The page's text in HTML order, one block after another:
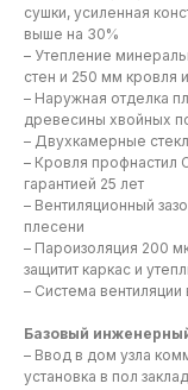
сушки, усиленная
выше на 30%
– Утепление
стен и 250 мм кровля
– Наружная отделка
древесины хвойных
– Двухкамерные
– Кровля профнастил
гарантией 25 лет
– Вентиляционный
плесени
– Пароизоляция 200
защитит каркас и
– Система вентиляции
Базовый
– Ввод в дом узла
установка в пол